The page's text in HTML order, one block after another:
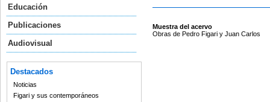
Educación
Publicaciones
Audiovisual
Destacados
Noticias
Figari y sus contemporáneos
Muestra del acervo
Obras de Pedro Figari y Juan Carlos